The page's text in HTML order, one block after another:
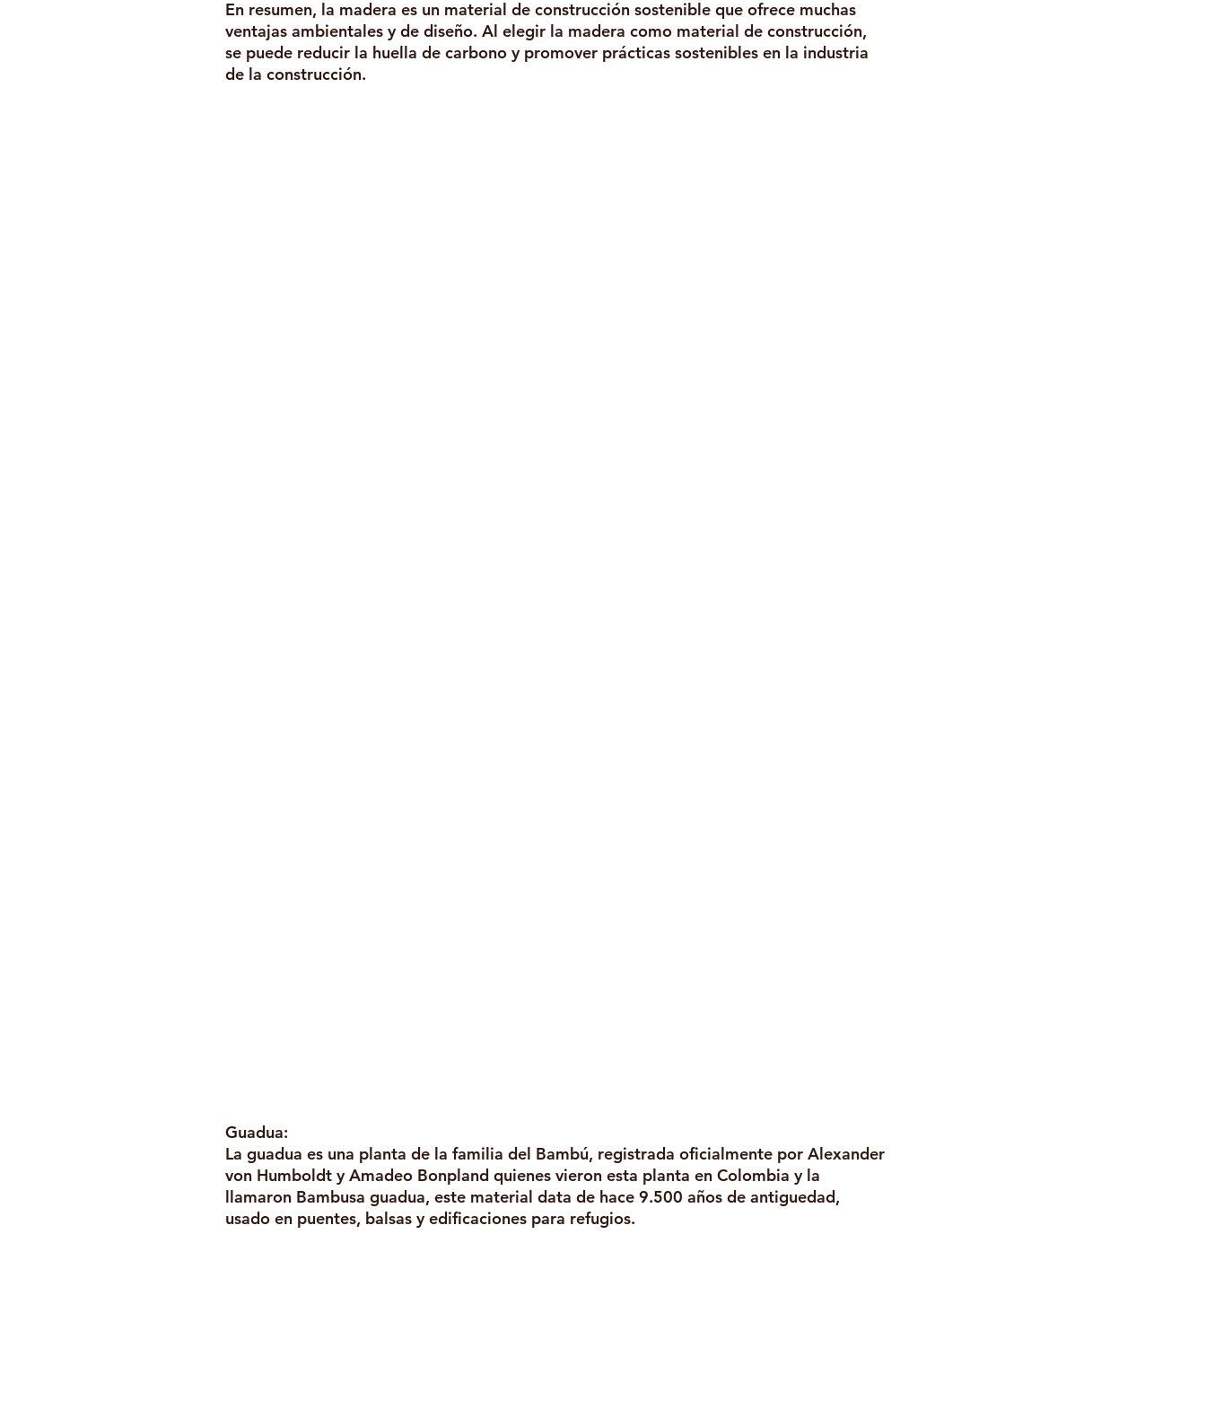
En resumen, la madera es un material de construcción sostenible que ofrece muchas
ventajas ambientales y de diseño. Al elegir la madera como material de construcción,
se puede reducir la huella de carbono y promover prácticas sostenibles en la industria
de la construcción.
Guadua:
La guadua es una planta de la familia del Bambú, registrada oficialmente por Alexander
von Humboldt y Amadeo Bonpland quienes vieron esta planta en Colombia y la
llamaron Bambusa guadua, este material data de hace 9.500 años de antiguedad,
usado en puentes, balsas y edificaciones para refugios.